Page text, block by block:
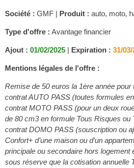
Société : GMF | Produit : auto, moto,
Type d'offre : Avantage financier
Ajout : 01/02/2025 | Expiration : 31/
Mentions légales de l'offre :
Remise de 50 euros la 1ère année pour
contrat AUTO PASS (toutes formules
contrat MOTO PASS (pour un deux
de 80 cm3 en formule Tous Risques ou
contrat DOMO PASS (souscription ou
Confort+ d’une maison ou d’un
principale ou secondaire hors logement
sous réserve que la cotisation annuelle